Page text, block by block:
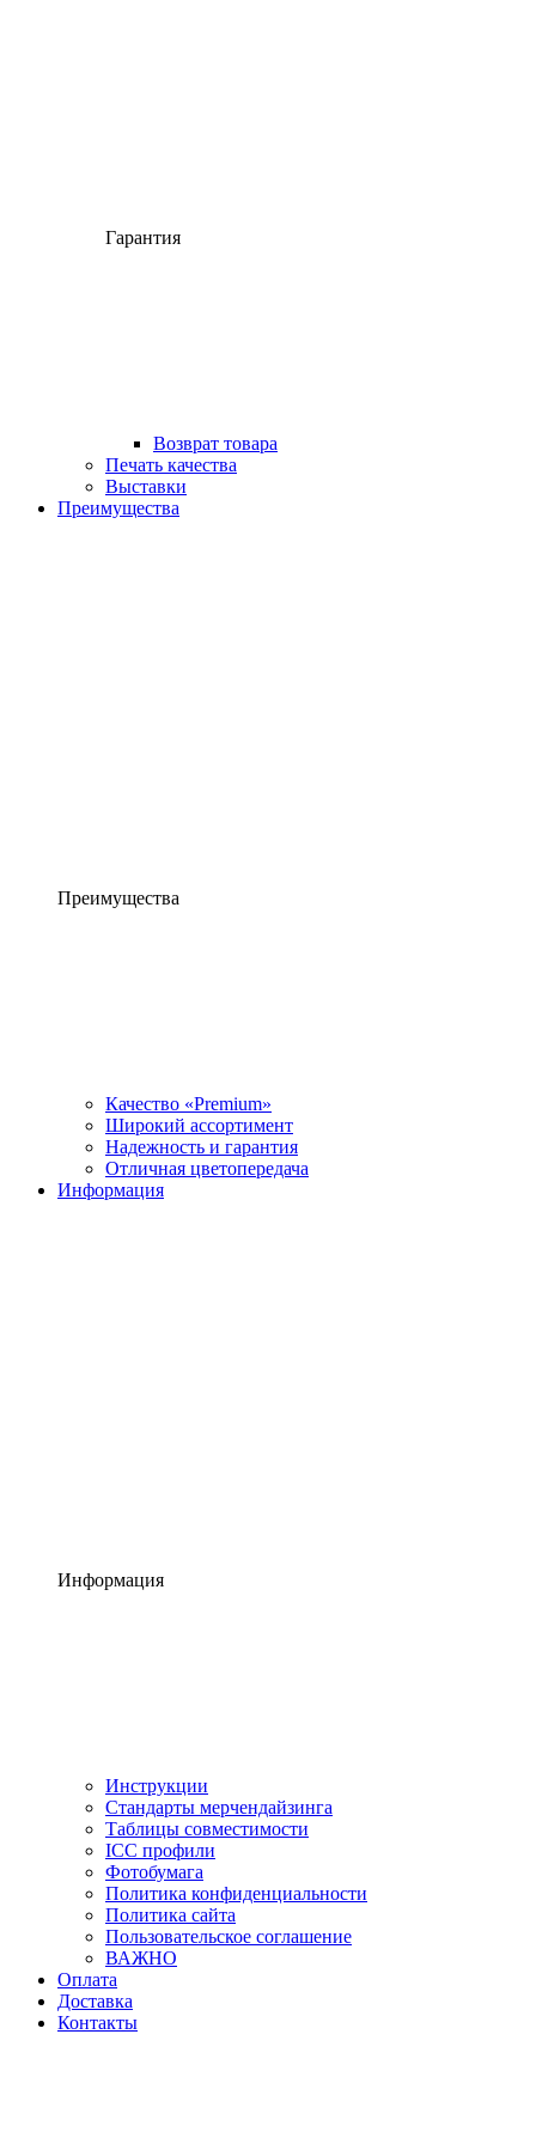
Гарантия
Возврат товара
Печать качества
Выставки
Преимущества
Преимущества
Качество «Premium»
Широкий ассортимент
Надежность и гарантия
Отличная цветопередача
Информация
Информация
Инструкции
Стандарты мерчендайзинга
Таблицы совместимости
ICC профили
Фотобумага
Политика конфиденциальности
Политика сайта
Пользовательское соглашение
ВАЖНО
Оплата
Доставка
Контакты